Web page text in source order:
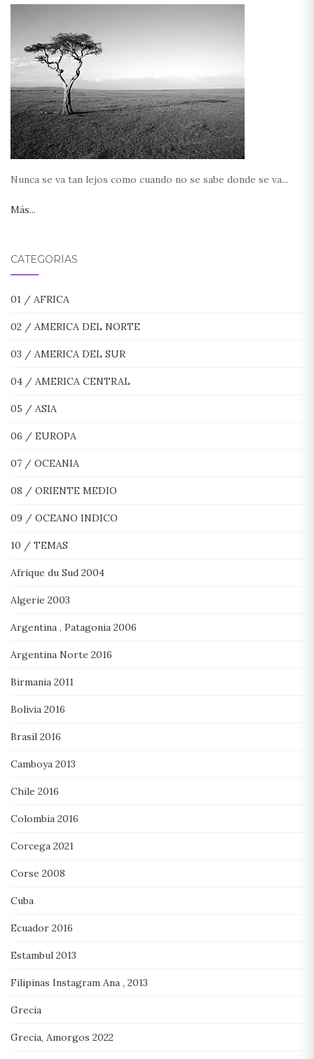
Nunca se va tan lejos como cuando no se sabe donde se va...
Más...
CATEGORÍAS
01 / AFRICA
02 / AMERICA DEL NORTE
03 / AMERICA DEL SUR
04 / AMERICA CENTRAL
05 / ASIA
06 / EUROPA
07 / OCEANIA
08 / ORIENTE MEDIO
09 / OCEANO INDICO
10 / TEMAS
Afrique du Sud 2004
Algerie 2003
Argentina , Patagonia 2006
Argentina Norte 2016
Birmania 2011
Bolivia 2016
Brasil 2016
Camboya 2013
Chile 2016
Colombia 2016
Corcega 2021
Corse 2008
Cuba
Ecuador 2016
Estambul 2013
Filipinas Instagram Ana , 2013
Grecia
Grecia, Amorgos 2022